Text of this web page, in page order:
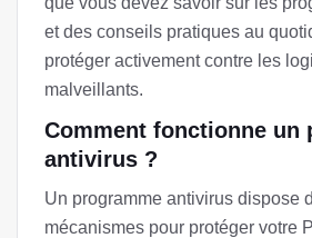
et des conseils pratiques au
protéger activement contre les
malveillants.
Comment fonctionne un
antivirus ?
Un programme antivirus dispose
mécanismes pour protéger votre